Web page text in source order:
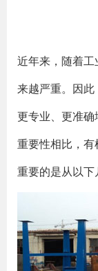
近年来，随着
来越严重。因
更专业、更准
重要性相比，有
重要的是从以下